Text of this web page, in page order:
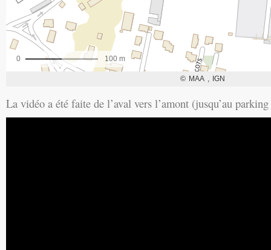
La vidéo a été faite de l’aval vers l’amont (jusqu’au